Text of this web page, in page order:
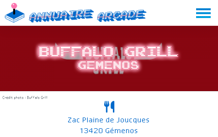
Skip
to
content
Annuaire Arcade
Buffalo Grill
Gemenos
Crédit photo : Buffalo Grill
Zac Plaine de Joucques
13420 Gémenos